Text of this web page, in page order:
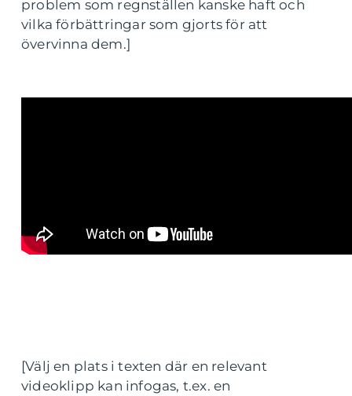
problem som regnställen kanske haft och
vilka förbättringar som gjorts för att
övervinna dem.]
[Välj en plats i texten där en relevant
videoklipp kan infogas, t.ex. en